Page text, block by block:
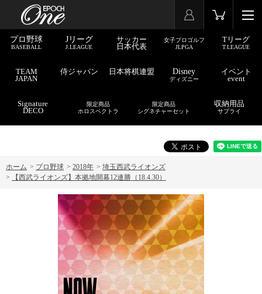
プロ野球
BASEBALL
Jリーグ
J.LEAGUE
サッカー
日本代表
女子プロゴルフ
JLPGA
Tリーグ
T.LEAGUE
TEAM
JAPAN
侍ジャパン 日本将棋連盟 Disney
ディズニー
イベント
event
Signature
DECO
限定商品
ホロスペクトラ
限定商品
シグネチャーセット
収納用品
サプライ
ホーム > プロ野球 > 2018年 > 埼玉西武ライオンズ
>
【西武ライオンズ】本拠地開幕12連勝（18.4.30）